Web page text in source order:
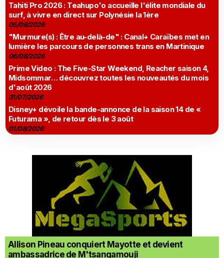
Tahiti Pro 2026 : Teahupo'o accueille l'élite mondiale du
surf, à vivre en direct sur Polynésie la 1ère
05/08/2026
"Murmure(s) : Être au-delà-de" : Canal+ Caraïbes met en
lumière les parcours de personnes trans en Martinique
06/08/2026
Prime Video : The Five-Star Weekend, Reacher saison 4,
Midsommar… découvrez toutes les nouveautés du mois
d'août 2026
31/07/2026
Disney+ dévoile la bande-annonce de la saison 14 de «
Futurama », de retour dès le 3 août
01/08/2026
Allison Pineau conquiert Mayotte et devient
ambassadrice de M'tsangamouji